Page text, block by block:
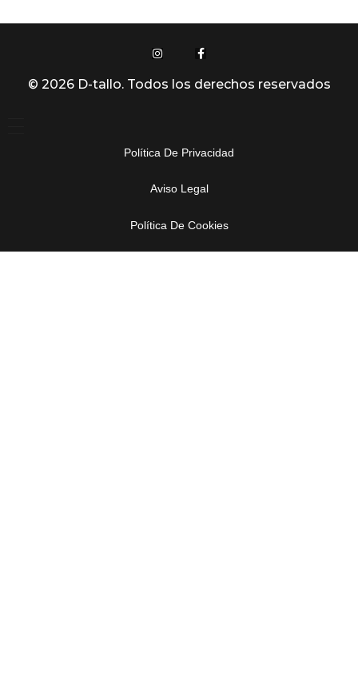
© 2026 D-tallo. Todos los derechos reservados
Política De Privacidad
Aviso Legal
Política De Cookies